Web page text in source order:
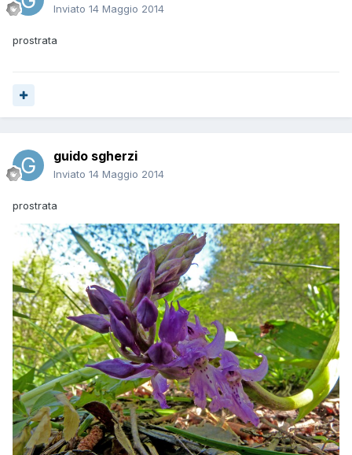
Inviato 14 Maggio 2014
prostrata
guido sgherzi
Inviato 14 Maggio 2014
prostrata